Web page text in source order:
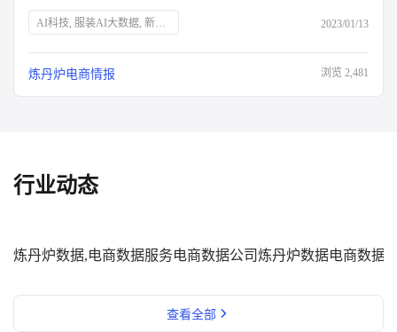
AI科技, 服装AI大数据, 新消费品牌, Z世代, 新中产, 银发经济, 宅经济, 户外经济, 情绪消费, 短视频营销, 直播营销, 登山, 垂钓, 露营, 滑雪, 防疫政策, 保健意识, 宠物经济, 国货崛起 2023/01/13
炼丹炉电商情报 浏览 2,481
行业动态
炼丹炉数据,电商数据服务电商数据公司炼丹炉数据电商数据
查看全部